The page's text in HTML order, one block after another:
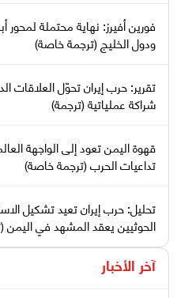
فورين أفيرز: نهاية محتملة لمحور
ودول الخليج (ترجمة خاصة)
تقرير: حرب إيران تحوّل العلاقات
شراكة عملياتية (ترجمة)
قهوة اليمن تعود إلى الواجهة
تداعيات الحرب (ترجمة خاصة)
تحليل: حرب إيران تعيد تشكيل
الحوثيين يعقد المشهد في اليمن
آخر الأخبار